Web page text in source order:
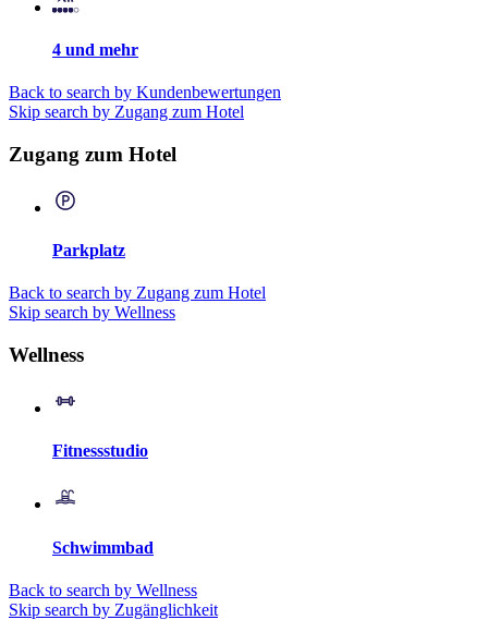
4 und mehr
Back to search by Kundenbewertungen
Skip search by Zugang zum Hotel
Zugang zum Hotel
Parkplatz
Back to search by Zugang zum Hotel
Skip search by Wellness
Wellness
Fitnessstudio
Schwimmbad
Back to search by Wellness
Skip search by Zugänglichkeit